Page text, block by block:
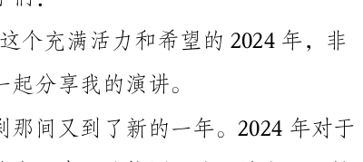
常荣幸能站在这里，与大家一起分享我的演讲。
时光荏苒，岁月如梭，刹那间又到了新的一年。2024年对于
我们来说意义非凡，我们即将离开青涩的校园，踏入社会，开始
新的人生之旅。面对即将到来的变化和挑战，让我们共同努力，